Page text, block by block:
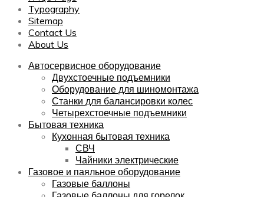
Typography
Sitemap
Contact Us
About Us
Автосервисное оборудование
Двухстоечные подъемники
Оборудование для шиномонтажа
Станки для балансировки колес
Четырехстоечные подъемники
Бытовая техника
Кухонная бытовая техника
СВЧ
Чайники электрические
Газовое и паяльное оборудование
Газовые баллоны